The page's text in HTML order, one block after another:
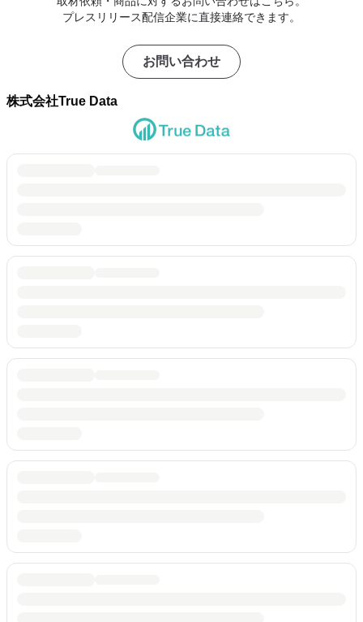
プレスリリース配信企業に直接連絡できます。
お問い合わせ
株式会社True Data